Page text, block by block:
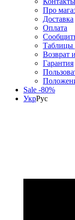
Про
Доставка
Оплата
Таблицы
Возврат
Гарантия
Sale -80%
УкрРус